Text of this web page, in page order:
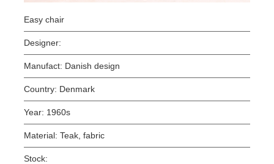
Easy chair
Designer:
Manufact: Danish design
Country: Denmark
Year: 1960s
Material: Teak, fabric
Stock: